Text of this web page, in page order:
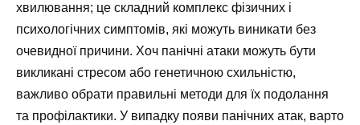
хвилювання; це складний комплекс фізичних і
психологічних симптомів, які можуть виникати без
очевидної причини. Хоч панічні атаки можуть бути
викликані стресом або генетичною схильністю,
важливо обрати правильні методи для їх подолання
та профілактики. У випадку появи панічних атак, варто